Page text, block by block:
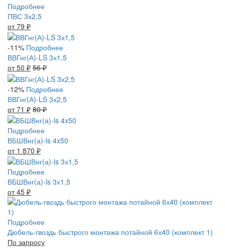
Подробнее
ПВС 3х2,5
от 79 ₽
-11% Подробнее
ВВГнг(А)-LS 3х1,5
от 50 ₽ 56₽
-12% Подробнее
ВВГнг(А)-LS 3х2,5
от 71 ₽ 80₽
Подробнее
ВБШВнг(а)-ls 4x50
от 1 870 ₽
Подробнее
ВБШВнг(а)-ls 3х1,5
от 45 ₽
Подробнее
Дюбель-гвоздь быстрого монтажа потайной 6х40 (комплект 1)
По запросу